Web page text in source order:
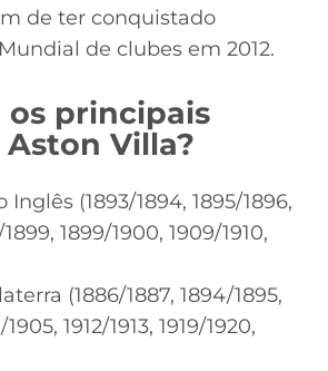
de ter conquistado
de clubes em 2012.
os principais
Villa?
(1893/1894, 1895/1896,
1899/1900, 1909/1910,
(1886/1887, 1894/1895,
1912/1913, 1919/1920,